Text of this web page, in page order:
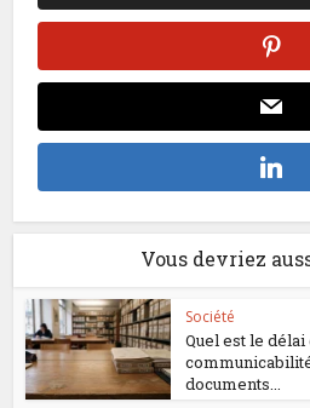
Vous devriez
Société
Quel est le délai
documents...